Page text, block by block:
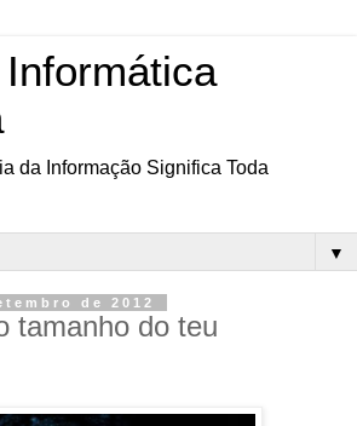
da Informação Significa Toda
▼
de 2012
tamanho do teu